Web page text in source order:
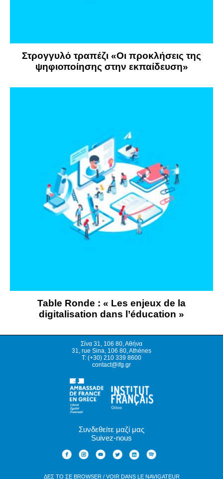
Στρογγυλό τραπέζι «Οι προκλήσεις της
ψηφιοποίησης στην εκπαίδευση»
Table Ronde : « Les enjeux de la
digitalisation dans l’éducation »
Σίνα 31, 106 80, Αθήνα
31, rue Sina, 106 80, Athènes
T: (+30) 210 339 8600
contact@ifg.gr
Συνδεθείτε μαζί μας
Suivez-nous
ΔΕΣ ΤΟ ΣΕ BROWSER / VOIR DANS LE NAVIGATEUR